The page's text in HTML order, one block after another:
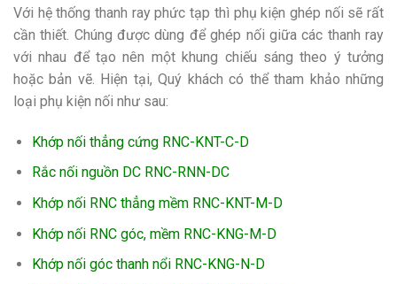
Với hệ thống thanh ray phức tạp thì phụ kiện ghép nối sẽ rất
cần thiết. Chúng được dùng để ghép nối giữa các thanh ray
với nhau để tạo nên một khung chiếu sáng theo ý tưởng
hoặc bản vẽ. Hiện tại, Quý khách có thể tham khảo những
loại phụ kiện nối như sau:
Khớp nối thẳng cứng RNC-KNT-C-D
Rắc nối nguồn DC RNC-RNN-DC
Khớp nối RNC thẳng mềm RNC-KNT-M-D
Khớp nối RNC góc, mềm RNC-KNG-M-D
Khớp nối góc thanh nổi RNC-KNG-N-D